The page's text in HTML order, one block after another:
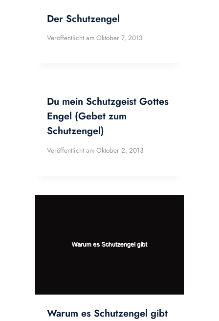
Der Schutzengel
Veröffentlicht am Oktober 7, 2013
Du mein Schutzgeist Gottes
Engel (Gebet zum
Schutzengel)
Veröffentlicht am Oktober 2, 2013
Warum es Schutzengel gibt